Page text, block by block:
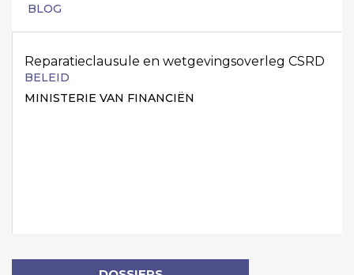
BLOG
Reparatieclausule en wetgevingsoverleg CSRD
BELEID
MINISTERIE VAN FINANCIËN